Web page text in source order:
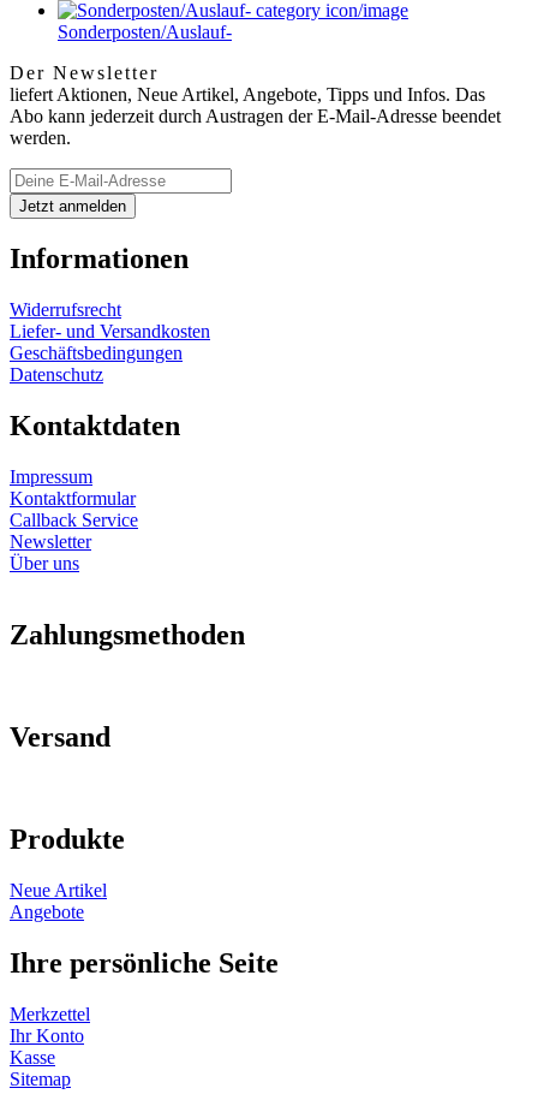
Sonderposten/Auslauf-
Der Newsletter
liefert Aktionen, Neue Artikel, Angebote, Tipps und Infos. Das
Abo kann jederzeit durch Austragen der E-Mail-Adresse beendet
werden.
Informationen
Widerrufsrecht
Liefer- und Versandkosten
Geschäftsbedingungen
Datenschutz
Kontaktdaten
Impressum
Kontaktformular
Callback Service
Newsletter
Über uns
Zahlungsmethoden
Versand
Produkte
Neue Artikel
Angebote
Ihre persönliche Seite
Merkzettel
Ihr Konto
Kasse
Sitemap